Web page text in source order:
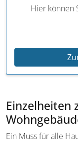
Hier können
Einzelheiten
Ein Muss für alle